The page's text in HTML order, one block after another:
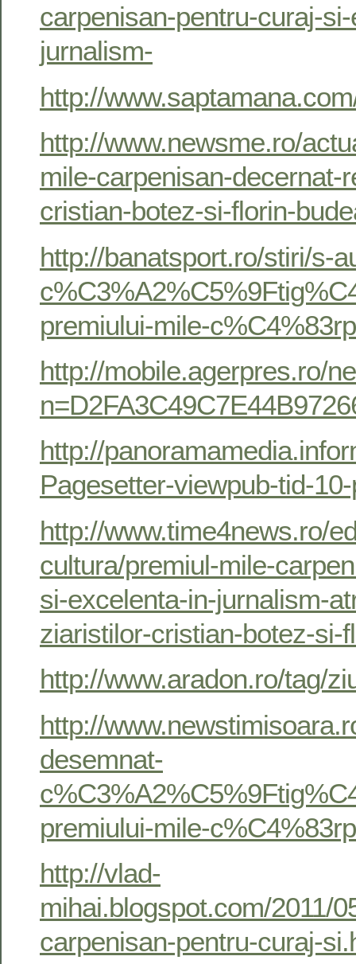
carpenisan-pentru-curaj-
jurnalism-
http://
http://www.newsme.ro/
mile-carpenisan-decernat-
cristian-botez-si-florin-
http://banatsport.ro/stiri/s-
premiului-mile-
http://mobile.agerpres.ro/
http://
Pagesetter-viewpub-tid-
http://www.time4news.ro/
cultura/premiul-mile-
si-excelenta-in-jurnalism-
ziaristilor-cristian-botez-si-
http://www.aradon.ro/tag/
http://
desemnat-
premiului-mile-
http://vlad-
mihai.blogspot.com/2011/
carpenisan-pentru-curaj-